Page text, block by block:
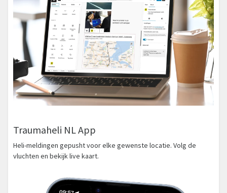
Traumaheli NL App
Heli-meldingen gepusht voor elke gewenste locatie. Volg de
vluchten en bekijk live kaart.